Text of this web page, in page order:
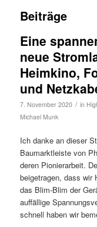
Beiträge
Eine
neue
Heimkino,
und
7. November 2020 / in
Michael Munk
Ich danke an dieser
Baumarktleiste von
deren Pionierarbeit.
beigetragen, dass wir
das Blim-Blim der
auffällige
schnell haben wir